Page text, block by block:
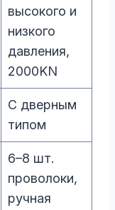
высокого и
низкого
давления,
2000KN
С дверным
типом
6–8 шт.
проволоки,
ручная